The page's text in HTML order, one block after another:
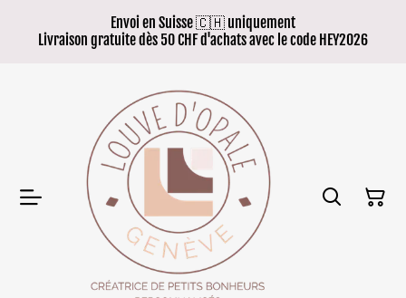
Envoi en Suisse 🇨🇭 uniquement
Livraison gratuite dès 50 CHF d'achats avec le code HEY2026